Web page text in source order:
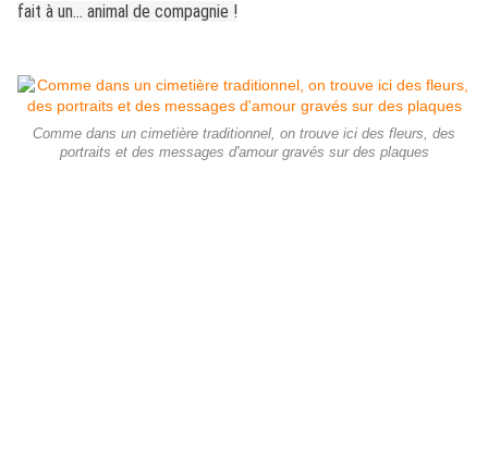
fait à un… animal de compagnie !
Comme dans un cimetière traditionnel, on trouve ici des fleurs, des
portraits et des messages d'amour gravés sur des plaques